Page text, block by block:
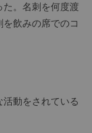
。名刺を何度渡
飲みの席でのコ
動をされている